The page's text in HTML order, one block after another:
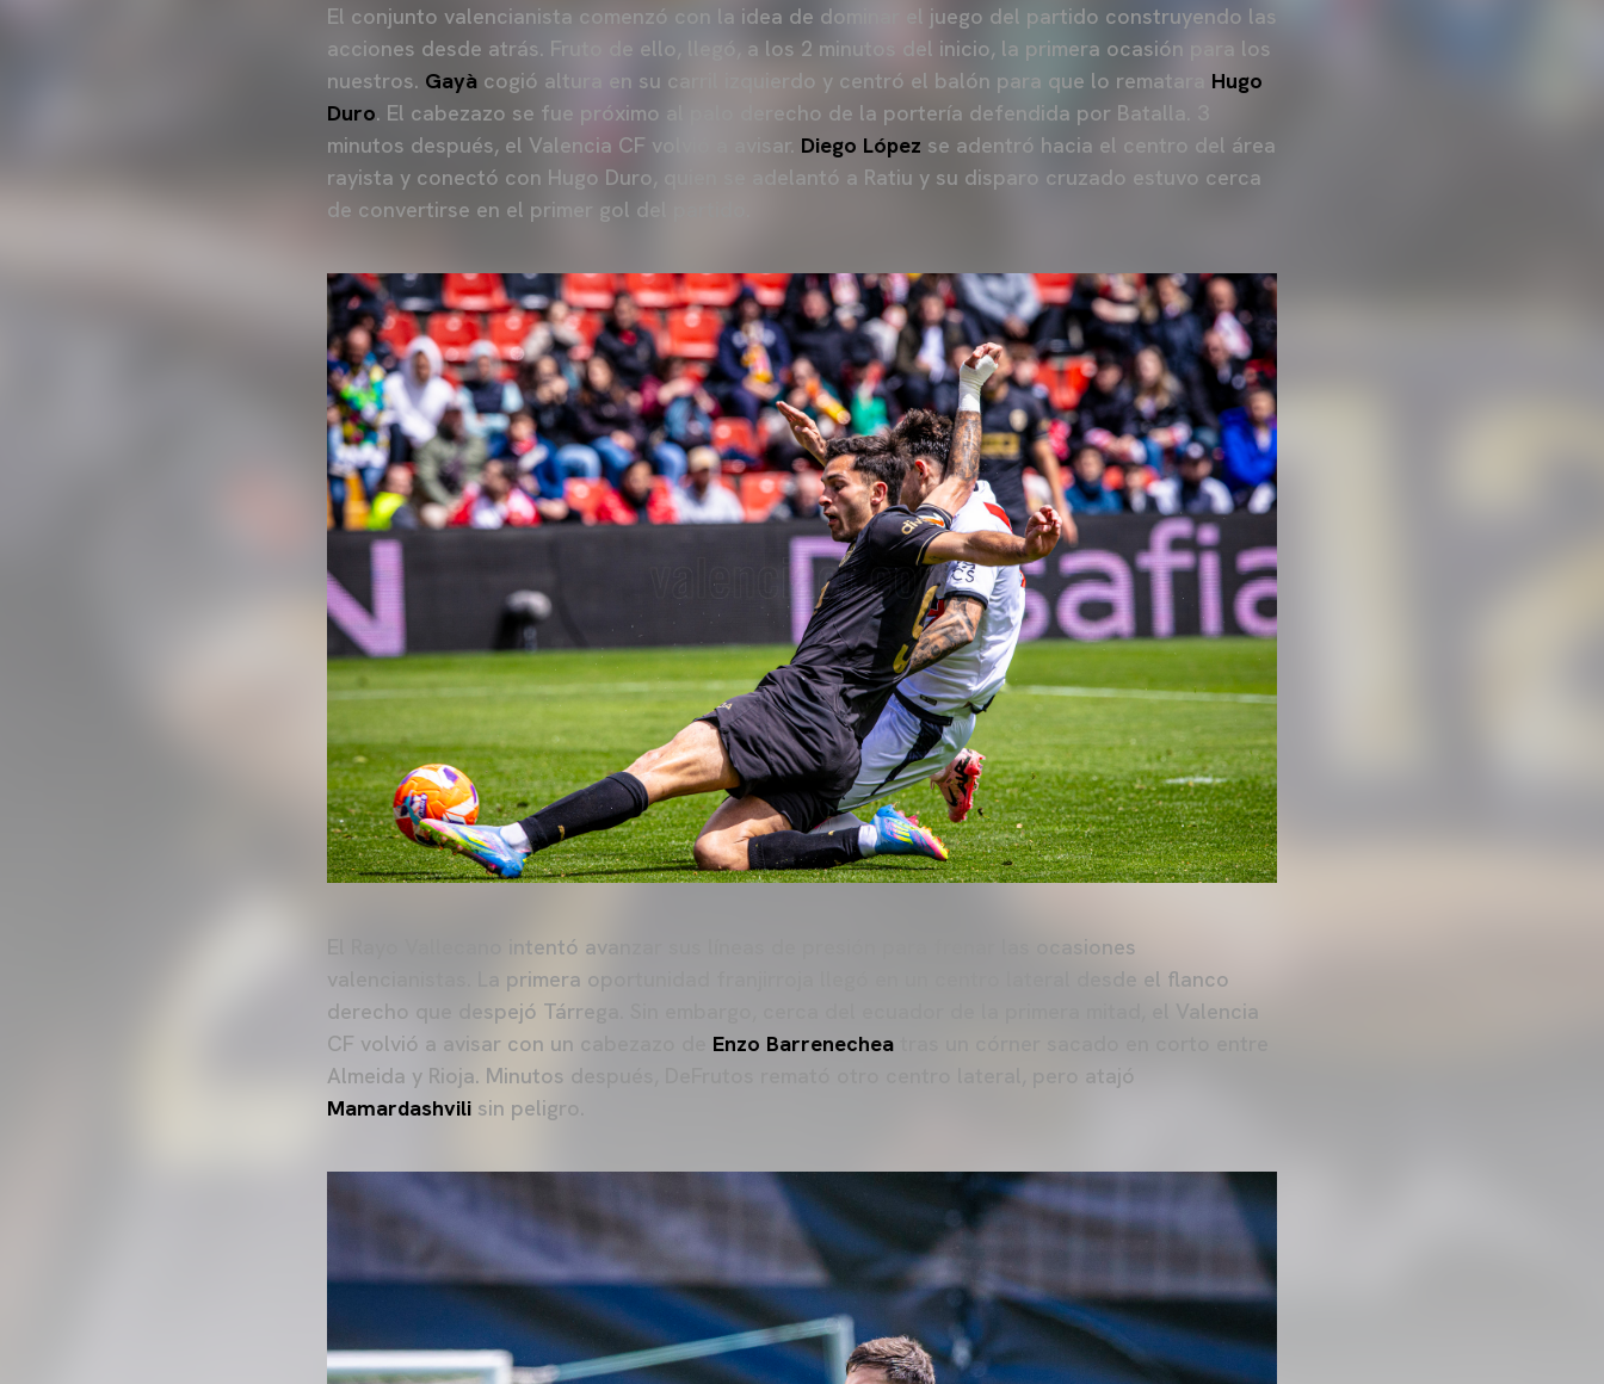
El conjunto valencianista comenzó con la idea de dominar el juego del partido construyendo las
acciones desde atrás. Fruto de ello, llegó, a los 2 minutos del inicio, la primera ocasión para los
nuestros. Gayà cogió altura en su carril izquierdo y centró el balón para que lo rematara Hugo
Duro. El cabezazo se fue próximo al palo derecho de la portería defendida por Batalla. 3
minutos después, el Valencia CF volvió a avisar. Diego López se adentró hacia el centro del área
rayista y conectó con Hugo Duro, quien se adelantó a Ratiu y su disparo cruzado estuvo cerca
de convertirse en el primer gol del partido.
El Rayo Vallecano intentó avanzar sus líneas de presión para frenar las ocasiones
valencianistas. La primera oportunidad franjirroja llegó en un centro lateral desde el flanco
derecho que despejó Tárrega. Sin embargo, cerca del ecuador de la primera mitad, el Valencia
CF volvió a avisar con un cabezazo de Enzo Barrenechea
Almeida y Rioja. Minutos después, DeFrutos remató otro centro lateral, pero atajó
Mamardashvili sin peligro.